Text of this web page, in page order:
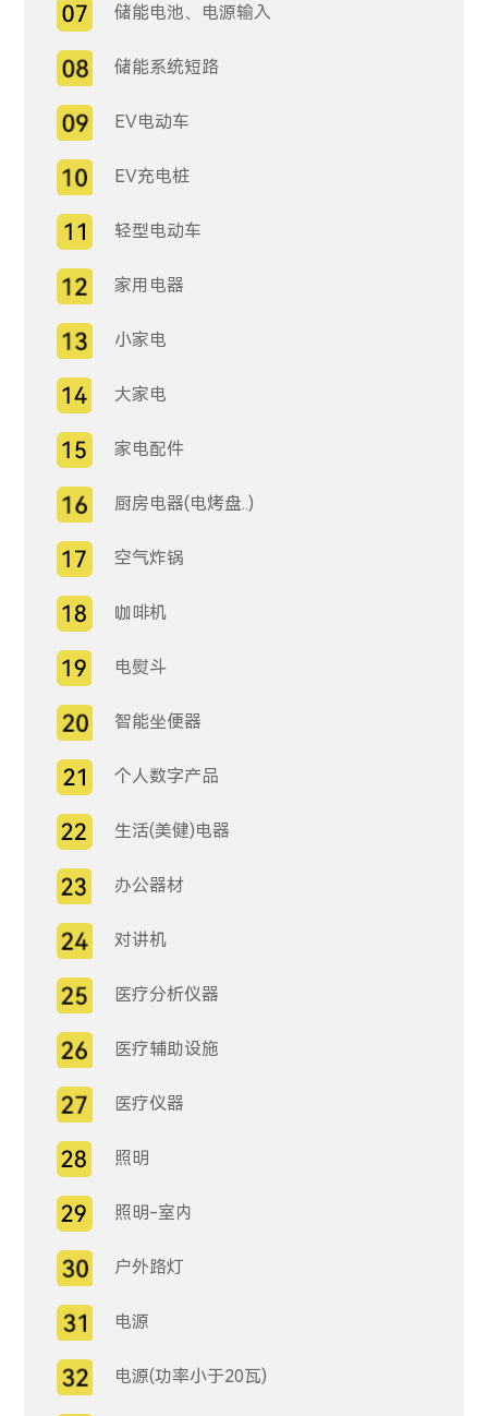
储能电池、电源输入
储能系统短路
EV电动车
EV充电桩
轻型电动车
家用电器
小家电
大家电
家电配件
厨房电器(电烤盘..)
空气炸锅
咖啡机
电熨斗
智能坐便器
个人数字产品
生活(美健)电器
办公器材
对讲机
医疗分析仪器
医疗辅助设施
医疗仪器
照明
照明-室内
户外路灯
电源
电源(功率小于20瓦)